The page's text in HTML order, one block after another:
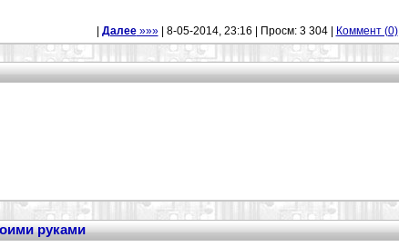
Далее»»»| 8-05-2014, 23:16 | Просм: 3 304 | Коммент (0)
руками